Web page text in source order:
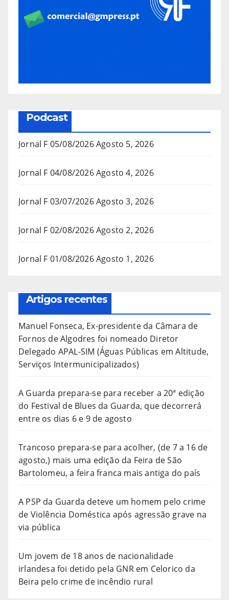
Podcast
Jornal F 05/08/2026Agosto 5, 2026
Jornal F 04/08/2026Agosto 4, 2026
Jornal F 03/07/2026Agosto 3, 2026
Jornal F 02/08/2026Agosto 2, 2026
Jornal F 01/08/2026Agosto 1, 2026
Artigos recentes
Manuel Fonseca, Ex-presidente da Câmara de
Fornos de Algodres foi nomeado Diretor
Delegado APAL-SIM (Águas Públicas em Altitude,
Serviços Intermunicipalizados)
A Guarda prepara-se para receber a 20ª edição
do Festival de Blues da Guarda, que decorrerá
entre os dias 6 e 9 de agosto
Trancoso prepara-se para acolher, (de 7 a 16 de
agosto,) mais uma edição da Feira de São
Bartolomeu, a feira franca mais antiga do país
A PSP da Guarda deteve um homem pelo crime
de Violência Doméstica após agressão grave na
via pública
Um jovem de 18 anos de nacionalidade
irlandesa foi detido pela GNR em Celorico da
Beira pelo crime de incêndio rural